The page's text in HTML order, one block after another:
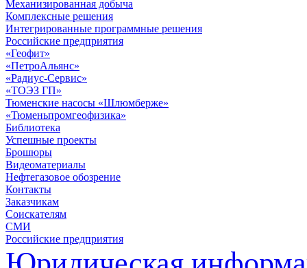
Механизированная добыча
Комплексные решения
Интегрированные программные решения
Российские предприятия
«Геофит»
«ПетроАльянс»
«Радиус-Сервис»
«ТОЭЗ ГП»
Тюменские насосы «Шлюмберже»
«Тюменьпромгеофизика»
Библиотека
Успешные проекты
Брошюры
Видеоматериалы
Нефтегазовое обозрение
Контакты
Заказчикам
Соискателям
СМИ
Российские предприятия